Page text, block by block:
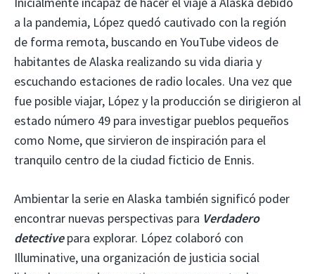
a la pandemia, López quedó cautivado con la región
de forma remota, buscando en YouTube videos de
habitantes de Alaska realizando su vida diaria y
escuchando estaciones de radio locales. Una vez que
fue posible viajar, López y la producción se dirigieron al
estado número 49 para investigar pueblos pequeños
como Nome, que sirvieron de inspiración para el
tranquilo centro de la ciudad ficticio de Ennis.
Ambientar la serie en Alaska también significó poder
encontrar nuevas perspectivas para Verdadero
detectivepara explorar. López colaboró ​​con
Illuminative, una organización de justicia social